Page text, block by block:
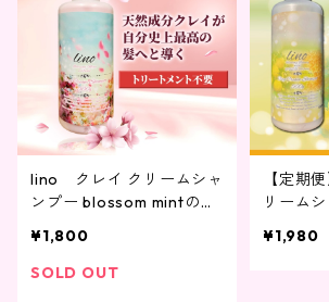
lino クレイ クリームシャ
ンプー blossom mintの香
¥1,800
SOLD OUT
【定期
リーム
g
¥1,980